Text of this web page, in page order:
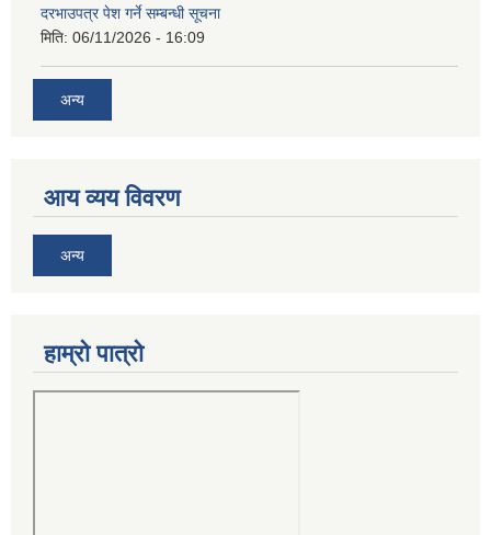
दरभाउपत्र पेश गर्ने सम्बन्धी सूचना
मिति: 06/11/2026 - 16:09
अन्य
आय व्यय विवरण
अन्य
हाम्रो पात्रो